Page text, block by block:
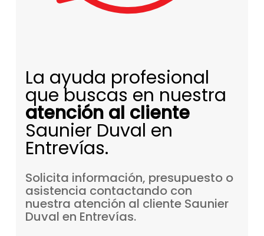
La ayuda profesional
que buscas en nuestra
atención al cliente
Saunier Duval en
Entrevías.
Solicita información, presupuesto o
asistencia contactando con
nuestra atención al cliente Saunier
Duval en Entrevías.